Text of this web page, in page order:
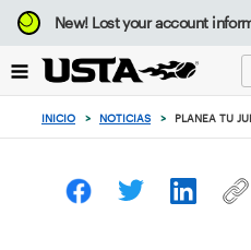
Enfoque
desde
botón
volver
principio
New!Lost your account
INICIO > NOTICIAS > PLANEA TU